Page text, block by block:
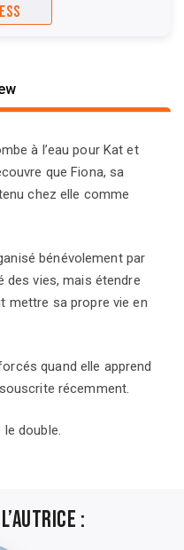
à l’eau pour Kat et
que Fiona, sa
chez elle comme
bénévolement par
des vies, mais étendre
mettre sa propre vie en
quand elle apprend
récemment.
double.
: